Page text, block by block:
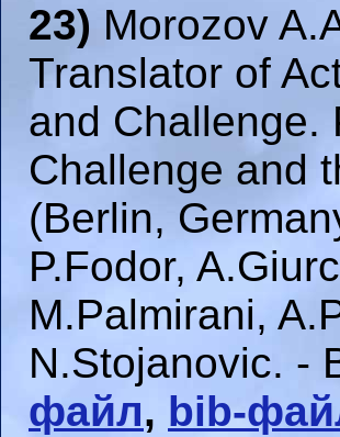
23) Morozov
Translator of
and Challenge.
Challenge and
(Berlin,
P.Fodor,
M.Palmirani,
N.Stojanovic. -
файл, bib-